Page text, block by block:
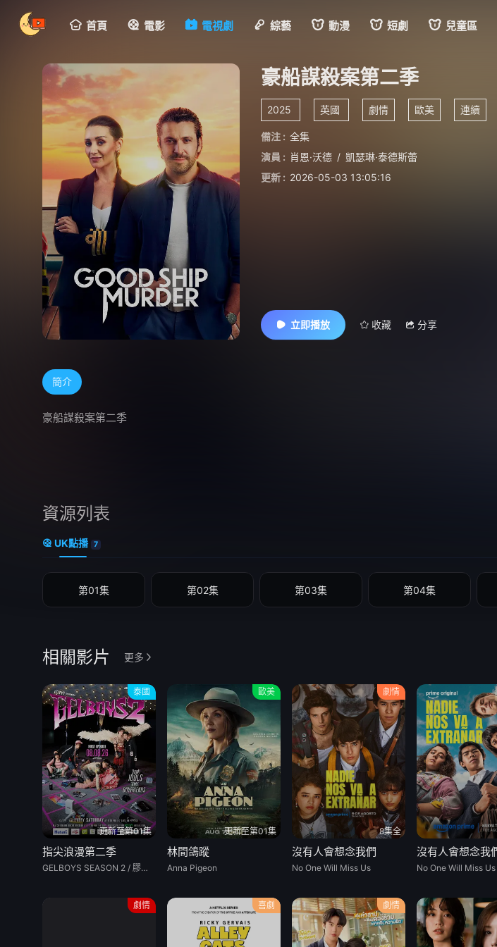
首頁 電影 電視劇 綜藝 動漫 短劇 兒童區
豪船謀殺案第二季
2025 英國 劇情 歐美 連續
備注 : 全集
演員 : 肖恩·沃德 / 凱瑟琳·泰德斯蕾
更新 : 2026-05-03 13:05:16
立即播放 收藏 分享
簡介
豪船謀殺案第二季
資源列表
UK點播 7
第01集 第02集 第03集 第04集
相關影片 更多
泰國
更新至第01集
指尖浪漫第二季
GELBOYS SEASON 2 / 膠佬 第二季 / 愛情現狀 第二季
歐美
更新至第01集
林間鴿蹤
Anna Pigeon
劇情
8集全
沒有人會想念我們
No One Will Miss Us No One Will Miss Us
劇情 喜劇 劇情